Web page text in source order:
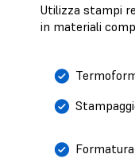
Utilizza stampi
in materiali
Formatura